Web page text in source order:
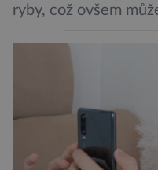
ryby, což ovšem
doporučení se nyní
sardinky, které si
„Místo toho, aby
mononutrienty, jsou
potravinou,“ říká
Robertson a